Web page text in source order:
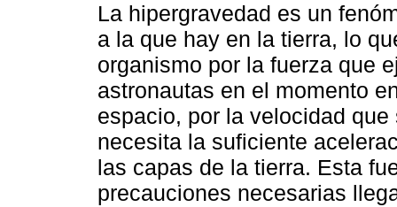
La hipergravedad es un
a la que hay en la tierra, lo
organismo por la fuerza que
astronautas en el momento
espacio, por la velocidad
necesita la suficiente
las capas de la tierra. Esta
precauciones necesarias